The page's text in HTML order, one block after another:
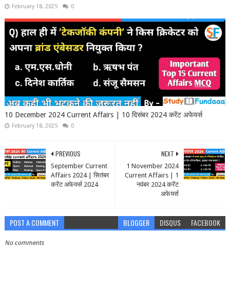
February 18, 2025 0
10 December 2024 Current Affairs | 10 दिसंबर 2024 करेंट अफेयर्स
February 18, 2025 0
NEXT
1 November 2024
Current Affairs | 1
नवंबर 2024 करेंट
अफेयर्स
PREVIOUS
September Current
Affairs 2024 | सितंबर
करेंट अफेयर्स 2024
POST A COMMENT BLOGGER DISQUS FACEBOOK
No comments